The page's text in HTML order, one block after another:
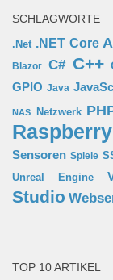
SCHLAGWORTE
.Net .NET Core
Blazor C# C++
GPIO Java
NAS Netzwerk
Sensoren Spiele
Unreal Engine
Studio
TOP 10 ARTIKEL